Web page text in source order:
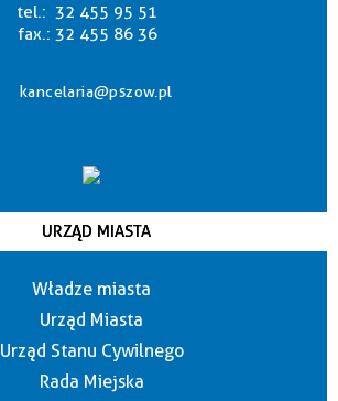
tel.: 32 455 95 51
fax.: 32 455 86 36
kancelaria@pszow.pl
URZĄD MIASTA
Władze miasta
Urząd Miasta
Urząd Stanu Cywilnego
Rada Miejska